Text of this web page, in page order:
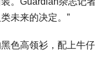
未来的决定。”
色高领衫，配上牛